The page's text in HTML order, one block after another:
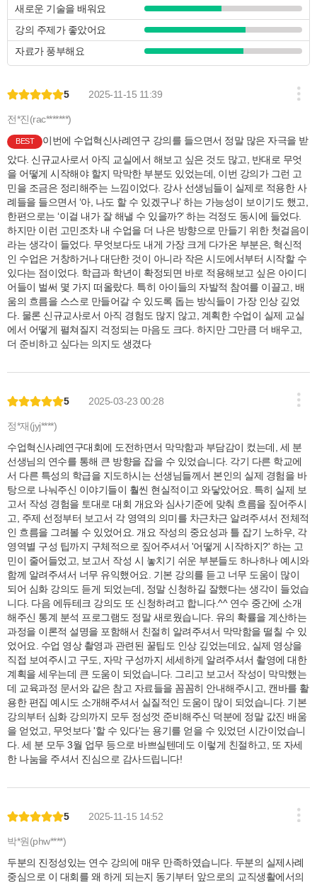
새로운 기술을 배워요
강의 주제가 좋았어요
자료가 풍부해요
5 2025-11-15 11:39
전*진(rac*******)
BEST
이번에 수업혁신사례연구 강의를 들으면서 정말 많은 자극을 받
았다. 신규교사로서 아직 교실에서 해보고 싶은 것도 많고, 반대로 무엇
을 어떻게 시작해야 할지 막막한 부분도 있었는데, 이번 강의가 그런 고
민을 조금은 정리해주는 느낌이었다. 강사 선생님들이 실제로 적용한 사
례들을 들으면서 ‘아, 나도 할 수 있겠구나’ 하는 가능성이 보이기도 했고,
한편으로는 ‘이걸 내가 잘 해낼 수 있을까?’ 하는 걱정도 동시에 들었다.
하지만 이런 고민조차 내 수업을 더 나은 방향으로 만들기 위한 첫걸음이
라는 생각이 들었다. 무엇보다도 내게 가장 크게 다가온 부분은, 혁신적
인 수업은 거창하거나 대단한 것이 아니라 작은 시도에서부터 시작할 수
있다는 점이었다. 학급과 학년이 확정되면 바로 적용해보고 싶은 아이디
어들이 벌써 몇 가지 떠올랐다. 특히 아이들의 자발적 참여를 이끌고, 배
움의 흐름을 스스로 만들어갈 수 있도록 돕는 방식들이 가장 인상 깊었
다. 물론 신규교사로서 아직 경험도 많지 않고, 계획한 수업이 실제 교실
에서 어떻게 펼쳐질지 걱정되는 마음도 크다. 하지만 그만큼 더 배우고,
더 준비하고 싶다는 의지도 생겼다
5 2025-03-23 00:28
정*재(jyj****)
수업혁신사례연구대회에 도전하면서 막막함과 부담감이 컸는데, 세 분
선생님의 연수를 통해 큰 방향을 잡을 수 있었습니다. 각기 다른 학교에
서 다른 특성의 학급을 지도하시는 선생님들께서 본인의 실제 경험을 바
탕으로 나눠주신 이야기들이 훨씬 현실적이고 와닿았어요. 특히 실제 보
고서 작성 경험을 토대로 대회 개요와 심사기준에 맞춰 흐름을 짚어주시
고, 주제 선정부터 보고서 각 영역의 의미를 차근차근 알려주셔서 전체적
인 흐름을 그려볼 수 있었어요. 개요 작성의 중요성과 틀 잡기 노하우, 각
영역별 구성 팁까지 구체적으로 짚어주셔서 '어떻게 시작하지?' 하는 고
민이 줄어들었고, 보고서 작성 시 놓치기 쉬운 부분들도 하나하나 예시와
함께 알려주셔서 너무 유익했어요. 기본 강의를 듣고 너무 도움이 많이
되어 심화 강의도 듣게 되었는데, 정말 신청하길 잘했다는 생각이 들었습
니다. 다음 에듀테크 강의도 또 신청하려고 합니다.^^ 연수 중간에 소개
해주신 통계 분석 프로그램도 정말 새로웠습니다. 유의 확률을 계산하는
과정을 이론적 설명을 포함해서 친절히 알려주셔서 막막함을 떨칠 수 있
었어요. 수업 영상 촬영과 관련된 꿀팁도 인상 깊었는데요, 실제 영상을
직접 보여주시고 구도, 자막 구성까지 세세하게 알려주셔서 촬영에 대한
계획을 세우는데 큰 도움이 되었습니다. 그리고 보고서 작성이 막막했는
데 교육과정 문서와 같은 참고 자료들을 꼼꼼히 안내해주시고, 캔바를 활
용한 편집 예시도 소개해주셔서 실질적인 도움이 많이 되었습니다. 기본
강의부터 심화 강의까지 모두 정성껏 준비해주신 덕분에 정말 값진 배움
을 얻었고, 무엇보다 '할 수 있다'는 용기를 얻을 수 있었던 시간이었습니
다. 세 분 모두 3월 업무 등으로 바쁘실텐데도 이렇게 친절하고, 또 자세
한 나눔을 주셔서 진심으로 감사드립니다!
5 2025-11-15 14:52
박*원(phw****)
두분의 진정성있는 연수 강의에 매우 만족하였습니다. 두분의 실제사례
중심으로 이 대회를 왜 하게 되는지 동기부터 앞으로의 교직생활에서의